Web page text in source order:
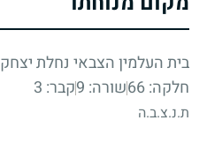
בית העלמין הצבאי נחלת יצחק
חלקה: 66
שורה: 9 קבר: 3
ת.נ.צ.ב.ה